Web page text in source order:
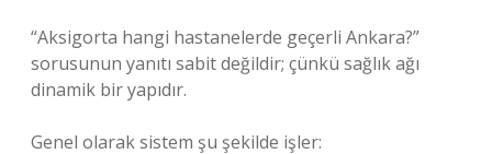
“Aksigorta hangi hastanelerde geçerli Ankara?”
sorusunun yanıtı sabit değildir; çünkü sağlık ağı
dinamik bir yapıdır.
Genel olarak sistem şu şekilde işler: